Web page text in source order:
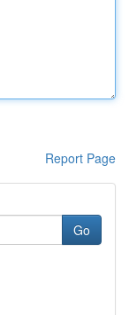
Report Page
Go